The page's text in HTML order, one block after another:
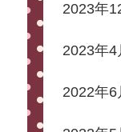
2023年
2023年4
2022年6